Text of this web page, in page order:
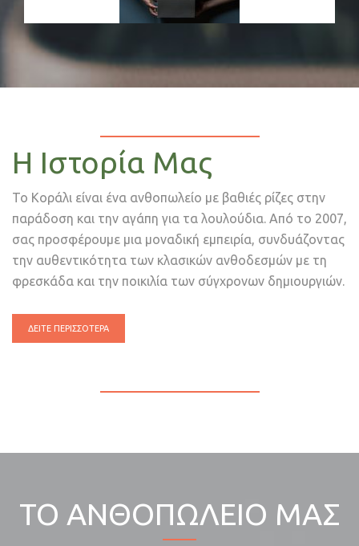
Η Ιστορία Μας
Το Κοράλι είναι ένα ανθοπωλείο με βαθιές ρίζες στην
παράδοση και την αγάπη για τα λουλούδια. Από το 2007,
σας προσφέρουμε μια μοναδική εμπειρία, συνδυάζοντας
την αυθεντικότητα των κλασικών ανθοδεσμών με τη
φρεσκάδα και την ποικιλία των σύγχρονων δημιουργιών.
ΔΕΙΤΕ ΠΕΡΙΣΣΟΤΕΡΑ
ΤΟ ΑΝΘΟΠΩΛΕΙΟ ΜΑΣ